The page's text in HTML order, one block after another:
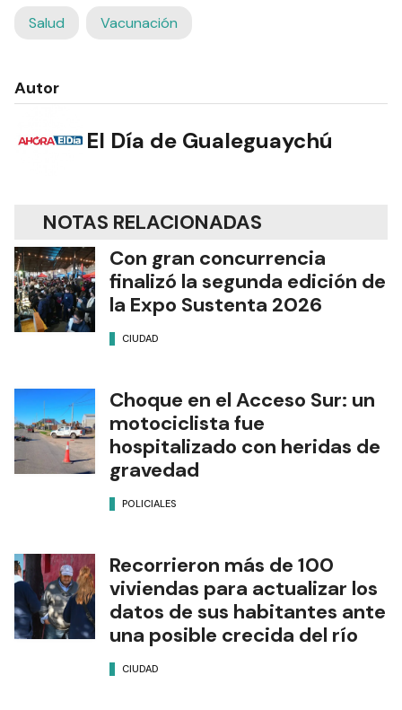
Salud Vacunación
Autor
El Día de Gualeguaychú
NOTAS RELACIONADAS
Con gran concurrencia
finalizó la segunda edición de
la Expo Sustenta 2026
CIUDAD
Choque en el Acceso Sur: un
motociclista fue
hospitalizado con heridas de
gravedad
POLICIALES
Recorrieron más de 100
viviendas para actualizar los
datos de sus habitantes ante
una posible crecida del río
CIUDAD